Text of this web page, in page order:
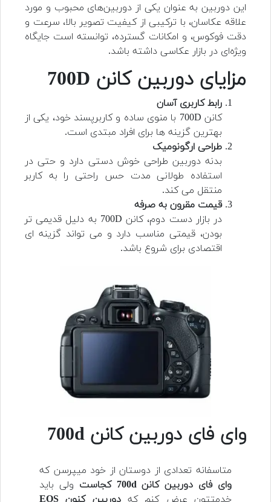
این دوربین به عنوان یکی از دوربین‌های محبوب و مورد
علاقه عکاسان، با ترکیبی از کیفیت تصویر بالا، سرعت و
دقت فوکوس، و امکانات گسترده، توانسته است جایگاه
ویژه‌ای در بازار عکاسی داشته باشد.
مزایایدوربین کانن 700D
رابط کاربری آسان
کانن 700D با منوی ساده و کاربرپسند خود، یکی از
بهترین گزینه ها برای افراد مبتدی است.
طراحی ارگونومیک
بدنه دوربین طراحی خوش دستی دارد و حتی در
استفاده طولانی مدت حس راحتی را به کاربر
منتقل می کند.
قیمت مقرون به صرفه
در بازار دست دوم، کانن 700D به دلیل قدیمی تر
بودن، قیمتی مناسب دارد و می تواند گزینه ای
اقتصادی برای شروع باشد.
وای فای دوربین کانن 700d
متاسفانه تعدادی از دوستان از خود میپرسن که
وای فای دوربین کانن 700d کجاست
ولی باید